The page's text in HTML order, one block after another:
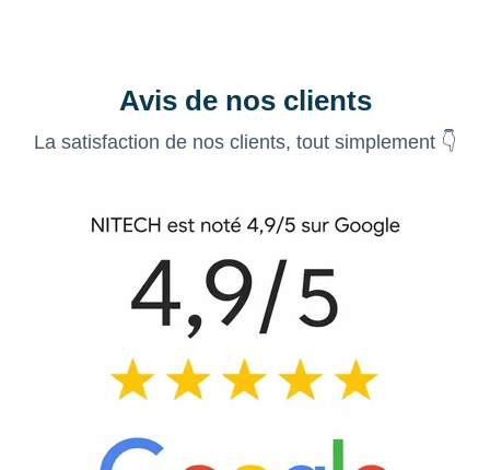
Avis de nos clients
La satisfaction de nos clients, tout simplement 👇